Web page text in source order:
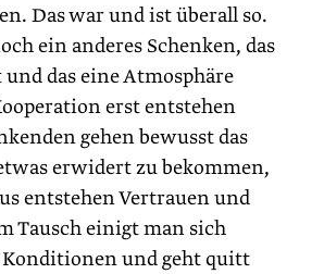
Das war und ist überall so.
ein anderes Schenken, das
das eine Atmosphäre
erst entstehen
gehen bewusst das
erwidert zu bekommen,
entstehen Vertrauen und
Tausch einigt man sich
Konditionen und geht quitt